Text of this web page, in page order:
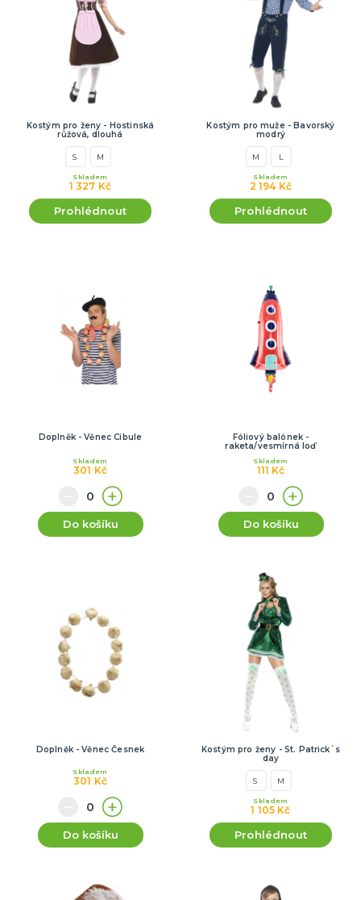
Kostým pro ženy - Hostinská
růžová, dlouhá
S M
1 327 Kč
Skladem
Prohlédnout
Kostým pro muže - Bavorský
modrý
M L
2 194 Kč
Skladem
Prohlédnout
Doplněk - Věnec Cibule
301 Kč
Skladem
Do košíku
Fóliový balónek -
raketa/vesmírná loď
111 Kč
Skladem
Do košíku
Doplněk - Věnec Česnek
301 Kč
Skladem
Do košíku
Kostým pro ženy - St. Patrick`s
day
S M
1 105 Kč
Skladem
Prohlédnout